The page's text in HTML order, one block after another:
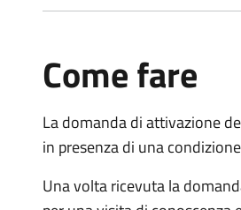
Come fare
La domanda di attivazione
in presenza di una
Una volta ricevuta la